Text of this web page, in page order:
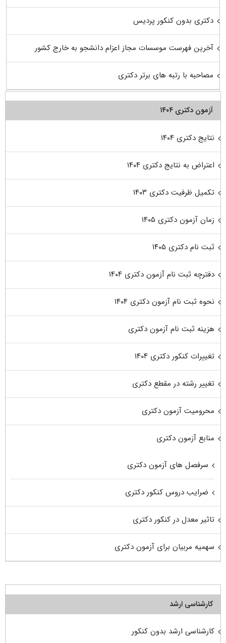
دکتری بدون کنکور پردیس
آخرین فهرست موسسات مجاز اعزام دانشجو به خارج کشور
مصاحبه با رتبه های برتر دکتری
آزمون دکتری ۱۴۰۴
نتایج دکتری ۱۴۰۴
اعتراض به نتایج دکتری ۱۴۰۴
تکمیل ظرفیت دکتری ۱۴۰۳
زمان آزمون دکتری ۱۴۰۵
ثبت نام دکتری ۱۴۰۵
دفترچه ثبت نام آزمون دکتری ۱۴۰۴
نحوه ثبت نام آزمون دکتری ۱۴۰۴
هزینه ثبت نام آزمون دکتری
تغییرات کنکور دکتری ۱۴۰۴
تغییر رشته در مقطع دکتری
محرومیت آزمون دکتری
منابع آزمون دکتری
سرفصل های آزمون دکتری
ضرایب دروس کنکور دکتری
تاثیر معدل در کنکور دکتری
سهمیه مربیان برای آزمون دکتری
کارشناسی ارشد
کارشناسی ارشد بدون کنکور